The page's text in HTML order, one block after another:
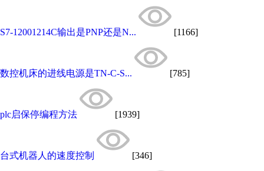
S7-12001214C输出是PNP还是N... [1166]
数控机床的进线电源是TN-C-S... [785]
plc启保停编程方法 [1939]
台式机器人的速度控制 [346]